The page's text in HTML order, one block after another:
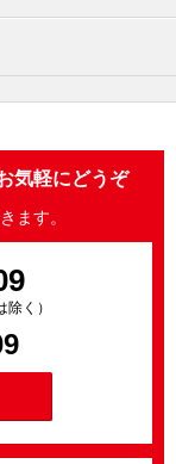
気軽にどうぞ
ます。
く）